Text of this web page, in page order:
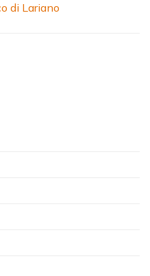
di Lariano